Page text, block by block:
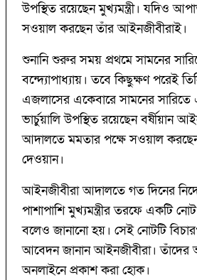
উপস্থিত রয়েছেন মুখ্যমন্ত্রী। যদিও
সওয়াল করছেন তাঁর আইনজীবীরাই।
শুনানি শুরুর সময় প্রথমে সামনের
বন্দ্যোপাধ্যায়। তবে কিছুক্ষণ পরেই
এজলাসের একেবারে সামনের সারিতে
ভার্চুয়ালি উপস্থিত রয়েছেন বর্ষীয়ান
আদালতে মমতার পক্ষে সওয়াল
দেওয়ান।
আইনজীবীরা আদালতে গত দিনের
পাশাপাশি মুখ্যমন্ত্রীর তরফে একটি
বলেও জানানো হয়। সেই নোটটি
আবেদন জানান আইনজীবীরা। তাঁদের
অনলাইনে প্রকাশ করা হোক।